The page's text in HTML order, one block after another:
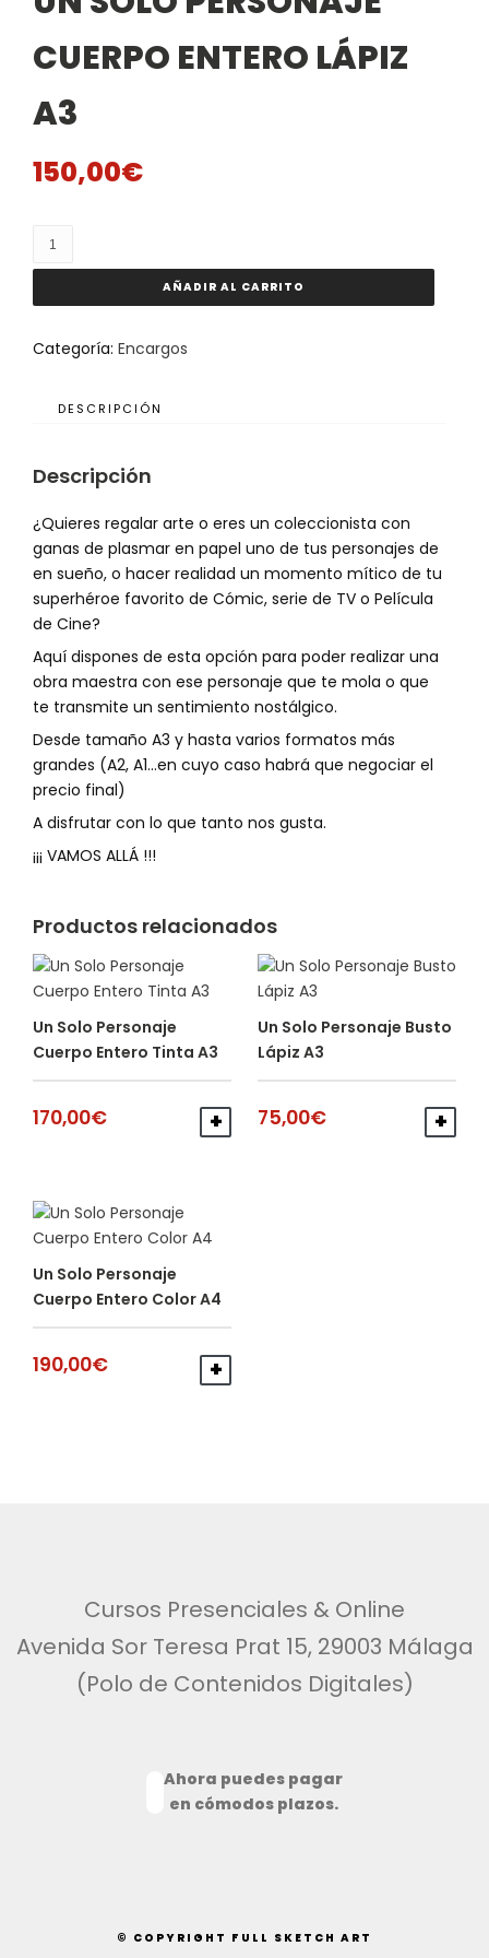
CUERPO ENTERO LÁPIZ
A3
150,00€
Un
Cuerpo
cantidad
AÑADIR AL CARRITO
Categoría:Encargos
DESCRIPCIÓN
Descripción
¿Quieres regalar arte o eres un coleccionista con
ganas de plasmar en papel uno de tus personajes de
en sueño, o hacer realidad un momento mítico de tu
superhéroe favorito de Cómic, serie de TV o Película
de Cine?
Aquí dispones de esta opción para poder realizar una
obra maestra con ese personaje que te mola o que
te transmite un sentimiento nostálgico.
Desde tamaño A3 y hasta varios formatos más
grandes (A2, A1…en cuyo caso habrá que negociar el
precio final)
A disfrutar con lo que tanto nos gusta.
¡¡¡ VAMOS ALLÁ !!!
Productos relacionados
Un Solo Personaje
Cuerpo Entero Tinta A3
170,00€ AÑADIR AL CARRITO
Un Solo Personaje Busto
Lápiz A3
75,00€
Un Solo Personaje
Cuerpo Entero Color A4
190,00€
Cursos Presenciales & Online
Avenida Sor Teresa Prat 15, 29003 Málaga
(Polo de Contenidos Digitales)
Ahora puedes pagar
en cómodos plazos.
© COPYRIGHT FULL SKETCH ART